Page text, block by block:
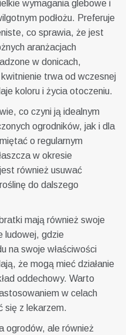
wymagania glebowe i
podłożu. Preferuje
co sprawia, że jest
aranżacjach
w donicach,
trwa od wczesnej
koloru i życia otoczeniu.
co czyni ją idealnym
ogrodników, jak i dla
o regularnym
w okresie
również usuwać
do dalszego
mają również swoje
ludowej, gdzie
na swoje właściwości
że mogą mieć działanie
oddechowy. Warto
w celach
się z lekarzem.
ogrodów, ale również